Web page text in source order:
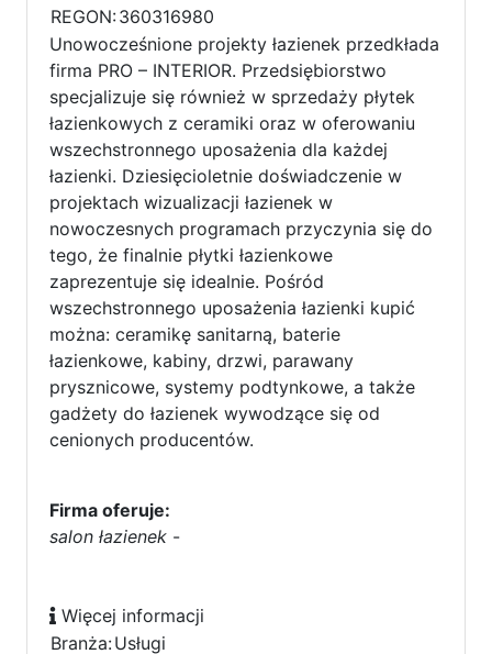
REGON:360316980
Unowocześnione projekty łazienek przedkłada
firma PRO – INTERIOR. Przedsiębiorstwo
specjalizuje się również w sprzedaży płytek
łazienkowych z ceramiki oraz w oferowaniu
wszechstronnego uposażenia dla każdej
łazienki. Dziesięcioletnie doświadczenie w
projektach wizualizacji łazienek w
nowoczesnych programach przyczynia się do
tego, że finalnie płytki łazienkowe
zaprezentuje się idealnie. Pośród
wszechstronnego uposażenia łazienki kupić
można: ceramikę sanitarną, baterie
łazienkowe, kabiny, drzwi, parawany
prysznicowe, systemy podtynkowe, a także
gadżety do łazienek wywodzące się od
cenionych producentów.
Firma oferuje:
salon łazienek -
Więcej informacji
Branża:Usługi